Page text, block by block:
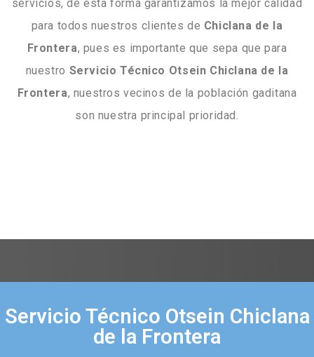
servicios, de esta forma garantizamos la mejor calidad
para todos nuestros clientes de Chiclana de la
Frontera, pues es importante que sepa que para
nuestro Servicio Técnico Otsein Chiclana de la
Frontera, nuestros vecinos de la población gaditana
son nuestra principal prioridad.
Servicio Técnico Otsein Chiclana
de la Frontera